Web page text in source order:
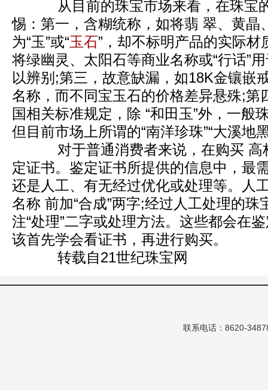
从目前的珠宝市场来看，在珠宝
惕：第一，含糊统称，如将翡 翠、黄晶
为“玉”或“玉石”，却不标明产品的实际材
将绿幽灵、太阳石等商业名称或“行话”
以辨别;第三，故意缺漏，如18K金镶嵌
名称，而不同宝玉石的价格差异悬殊;第
国相关标准规定，除 “和田玉”外，一般
但目前市场上所谓的“南洋珍珠”“大溪地
对于普通消费者来说，在购买 高
定证书。鉴定证书所提供的信息中，最
还是人工、有无经过优化或处理等。人
名称 前加“合成”两字;经过人工处理的
注“处理”二字或处理方法。这些都会在
该首先学会看证书，再进行购买。
转载自21世纪珠宝网
联系电话：8620-